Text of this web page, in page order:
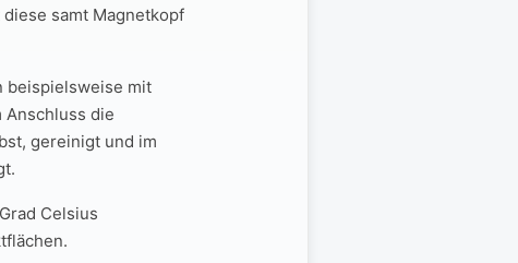
samt Magnetkopf
beispielsweise mit
die
gereinigt und im
Celsius